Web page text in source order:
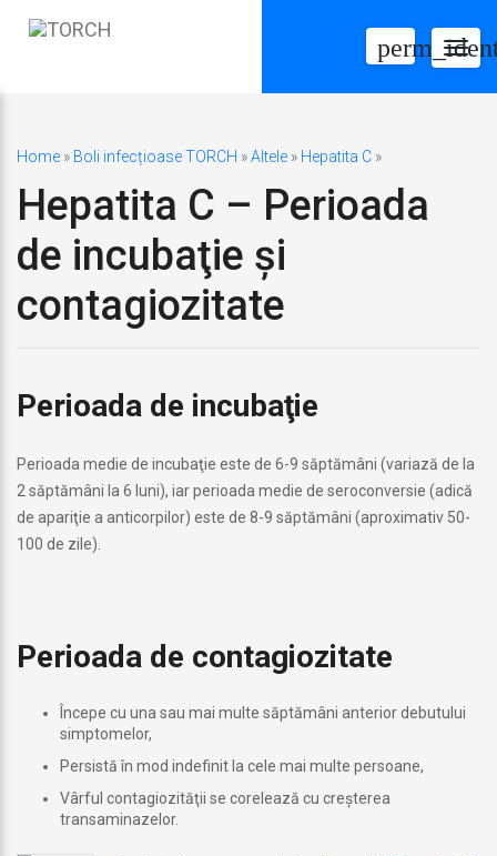
Home » Boli infecțioase TORCH »Altele » Hepatita C »
Hepatita C – Perioada
de incubaţie şi
contagiozitate
Perioada de incubaţie
Perioada medie de incubaţie este de 6-9 săptămâni (variază de la
2 săptămâni la 6 luni), iar perioada medie de seroconversie (adică
de apariţie a anticorpilor) este de 8-9 săptămâni (aproximativ 50-
100 de zile).
Perioada de contagiozitate
Începe cu una sau mai multe săptămâni anterior debutului
simptomelor,
Persistă în mod indefinit la cele mai multe persoane,
Vârful contagiozităţii se corelează cu creşterea
transaminazelor.